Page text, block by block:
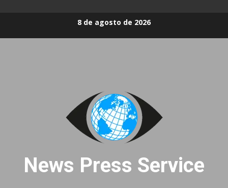
8 de agosto de 2026
News Press Service